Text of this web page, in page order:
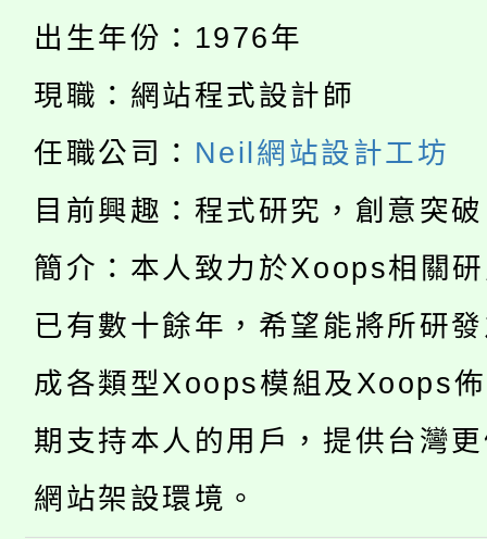
代理(課)教師甄選結果(
轉知中國文化大學推廣
《TA101》溝通分析基
程，歡迎學生輔導中心
心理、諮商輔導、社會
系所師生報名參加。
轉知苗栗縣政府辦理
縣市「校園短影音徵選
門員」簡章及活動海報
踴躍報名參加。
115年食農教育專業人
程
學期銜接期間理賠案件
學籍身 分審查程序及
版
公告本校115學年度第
「2026金融保險知識
車」活動
桃園市115學年度學生
生本土語及新住民語歌
公告本校115學年度第
代理(課)教師甄選結果(
公告本校115學年度第
出生年份：1976年
現職：網站程式設計師
任職公司： Neil網站設計工坊
目前興趣：程式研究，創意突
簡介：本人致力於Xoops相關
已有數十餘年，希望能將所研
成各類型Xoops模組及Xoops
期支持本人的用戶，提供台灣
網站架設環境。